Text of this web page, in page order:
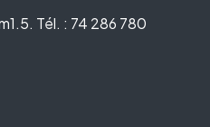
Tél. : 74 286 780